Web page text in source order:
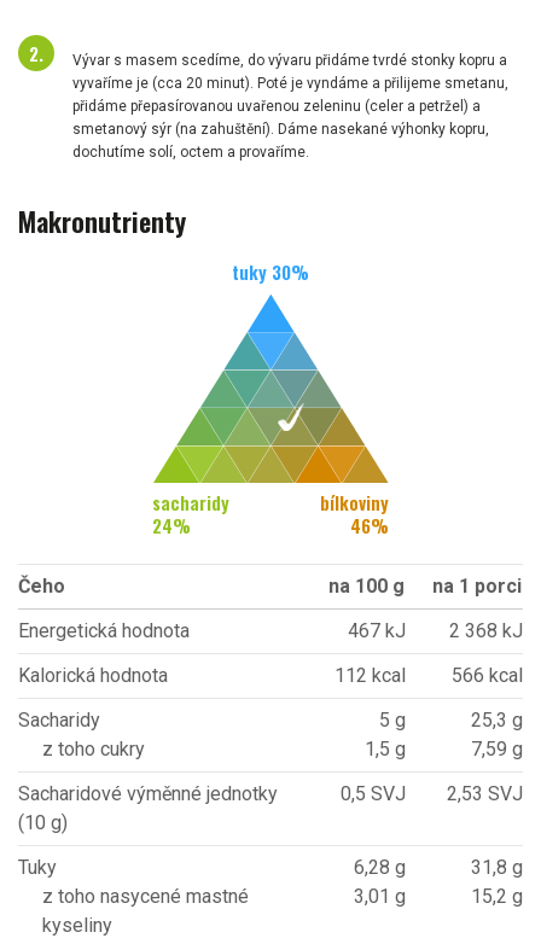
Vývar s masem scedíme, do vývaru přidáme tvrdé stonky kopru a
vyvaříme je (cca 20 minut). Poté je vyndáme a přilijeme smetanu,
přidáme přepasírovanou uvařenou zeleninu (celer a petržel) a
smetanový sýr (na zahuštění). Dáme nasekané výhonky kopru,
dochutíme solí, octem a provaříme.
Makronutrienty
tuky 30%
sacharidy
24%
bílkoviny
46%
Čeho na 100 g
na 1 porci
Energetická hodnota
467 kJ
2 368 kJ
Kalorická hodnota
112 kcal
566 kcal
Sacharidy
z toho cukry
5 g
1,5 g
25,3 g
7,59 g
Sacharidové výměnné jednotky
(10 g)
0,5 SVJ 2,53 SVJ
Tuky
z toho nasycené mastné
kyseliny
6,28 g
3,01 g
31,8 g
15,2 g